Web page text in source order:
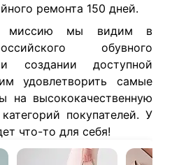
ремонта 150 дней.
миссию мы видим в
обувного
создании доступной
удовлетворить самые
на высококачественную
покупателей. У
что-то для себя!